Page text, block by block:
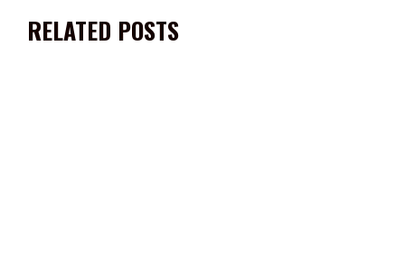
RELATED POSTS